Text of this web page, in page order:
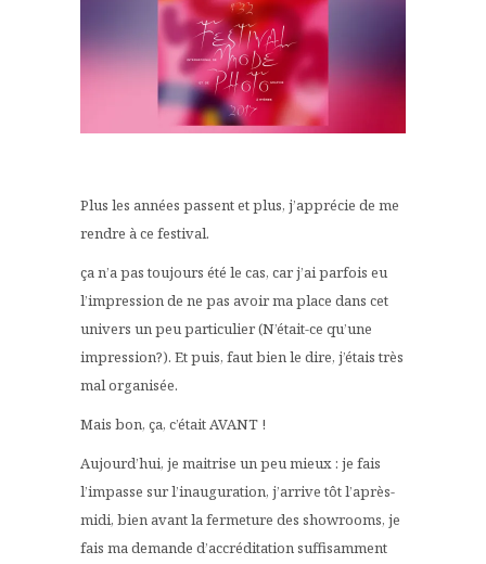
Plus les années passent et plus, j’apprécie de me
rendre à ce festival.
ça n’a pas toujours été le cas, car j’ai parfois eu
l’impression de ne pas avoir ma place dans cet
univers un peu particulier (N’était-ce qu’une
impression?). Et puis, faut bien le dire, j’étais très
mal organisée.
Mais bon, ça, c’était AVANT !
Aujourd’hui, je maitrise un peu mieux : je fais
l’impasse sur l’inauguration, j’arrive tôt l’après-
midi, bien avant la fermeture des showrooms, je
fais ma demande d’accréditation suffisamment